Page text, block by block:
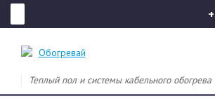
Теплый пол и системы кабельного обогрева